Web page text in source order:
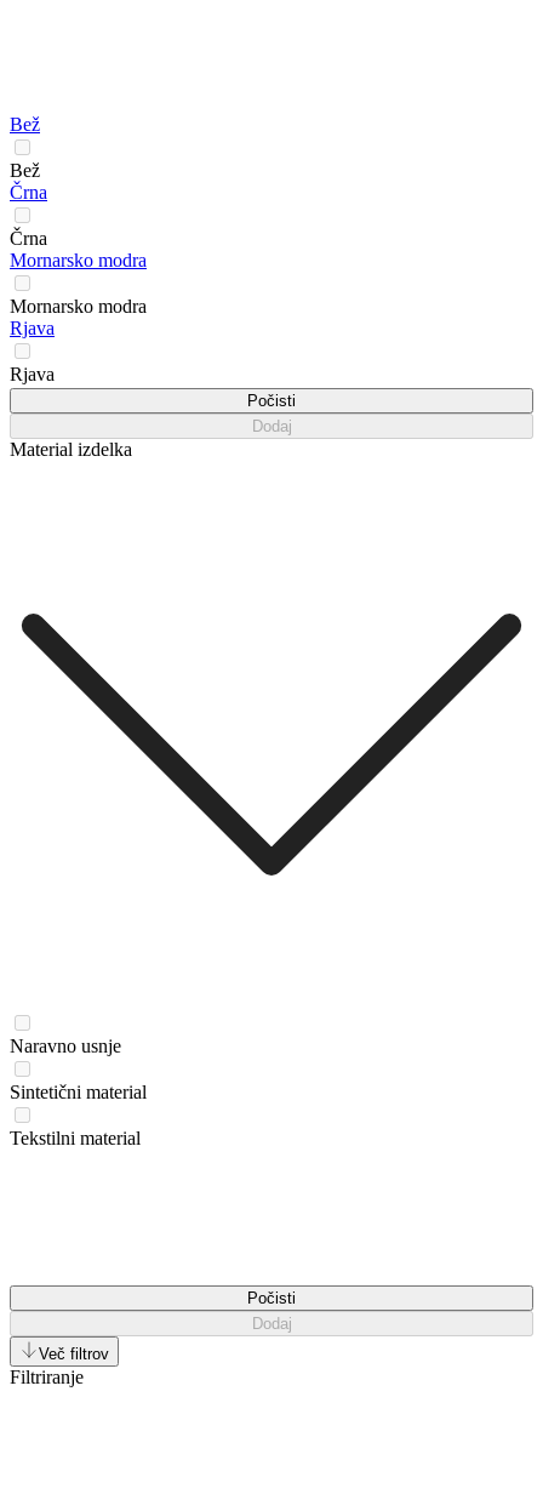
Bež
Bež
Črna
Črna
Mornarsko modra
Mornarsko modra
Rjava
Rjava
Počisti
Dodaj
Material izdelka
Naravno usnje
Sintetični material
Tekstilni material
Počisti
Dodaj
Več filtrov
Filtriranje